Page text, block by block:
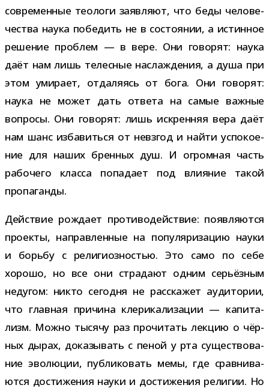
совре­мен­ные тео­логи заяв­ляют, что беды чело­ве­
че­ства наука побе­дить не в состо­я­нии, а истин­ное
реше­ние про­блем — в вере. Они гово­рят: наука
даёт нам лишь телес­ные насла­жде­ния, а душа при
этом уми­рает, отда­ля­ясь от бога. Они гово­рят:
наука не может дать ответа на самые важ­ные
вопросы. Они гово­рят: лишь искрен­няя вера даёт
нам шанс изба­виться от невзгод и найти успо­ко­е­
ние для наших брен­ных душ. И огром­ная часть
рабо­чего класса попа­дает под вли­я­ние такой
пропаганды.
Действие рож­дает про­ти­во­дей­ствие: появ­ля­ются
про­екты, направ­лен­ные на попу­ля­ри­за­цию науки
и борьбу с рели­ги­оз­но­стью. Это само по себе
хорошо, но все они стра­дают одним серьёз­ным
неду­гом: никто сего­дня не рас­ска­жет ауди­то­рии,
что глав­ная при­чина кле­ри­ка­ли­за­ции — капи­та­
лизм. Можно тысячу раз про­чи­тать лек­цию о чёр­
ных дырах, дока­зы­вать с пеной у рта суще­ство­ва­
ние эво­лю­ции, пуб­ли­ко­вать мемы, где срав­ни­ва­
ются дости­же­ния науки и дости­же­ния рели­гии. Но